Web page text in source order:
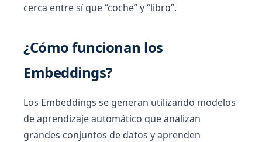
cerca entre sí que “coche” y “libro”.
¿Cómo funcionan los
Embeddings?
Los Embeddings se generan utilizando modelos
de aprendizaje automático que analizan
grandes conjuntos de datos y aprenden